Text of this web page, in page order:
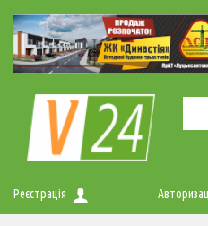
Реєстрація